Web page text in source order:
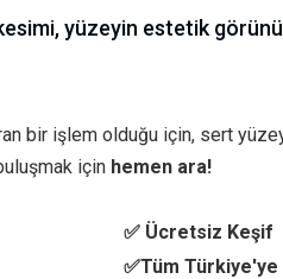
yüzeyin estetik
bir işlem olduğu için, sert
için hemen ara!
✅ Ücretsiz Keşif
✅Tüm